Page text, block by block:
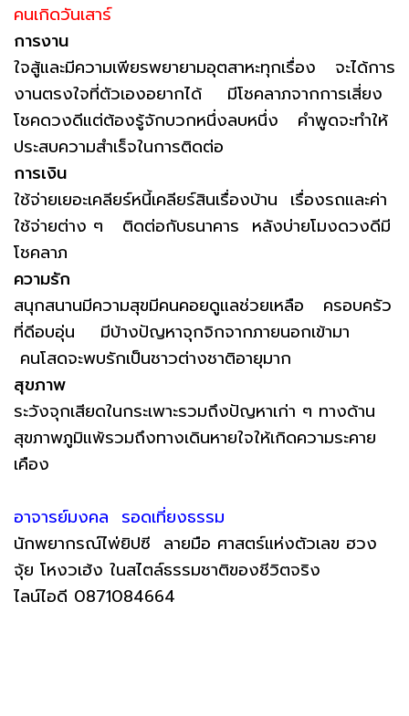
คนเกิดวันเสาร์
การงาน
ใจสู้และมีความเพียรพยายามอุตสาหะทุกเรื่อง จะได้การ
งานตรงใจที่ตัวเองอยากได้ มีโชคลาภจากการเสี่ยง
โชคดวงดีแต่ต้องรู้จักบวกหนึ่งลบหนึ่ง คำพูดจะทำให้
ประสบความสำเร็จในการติดต่อ
การเงิน
ใช้จ่ายเยอะเคลียร์หนี้เคลียร์สินเรื่องบ้าน เรื่องรถและค่า
ใช้จ่ายต่าง ๆ ติดต่อกับธนาคาร หลังบ่ายโมงดวงดีมี
โชคลาภ
ความรัก
สนุกสนานมีความสุขมีคนคอยดูแลช่วยเหลือ ครอบครัว
ที่ดีอบอุ่น มีบ้างปัญหาจุกจิกจากภายนอกเข้ามา
คนโสดจะพบรักเป็นชาวต่างชาติอายุมาก
สุขภาพ
ระวังจุกเสียดในกระเพาะรวมถึงปัญหาเก่า ๆ ทางด้าน
สุขภาพภูมิแพ้รวมถึงทางเดินหายใจให้เกิดความระคาย
เคือง
อาจารย์มงคล รอดเที่ยงธรรม
นักพยากรณ์ไพ่ยิปซี ลายมือ ศาสตร์แห่งตัวเลข ฮวง
จุ้ย โหงวเฮ้ง ในสไตล์ธรรมชาติของชีวิตจริง
ไลน์ไอดี 0871084664